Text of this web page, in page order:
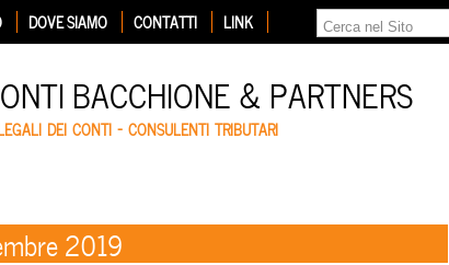
DOVE SIAMO CONTATTI LINK
BACCHIONE & PARTNERS
DEI CONTI – CONSULENTI TRIBUTARI
2019